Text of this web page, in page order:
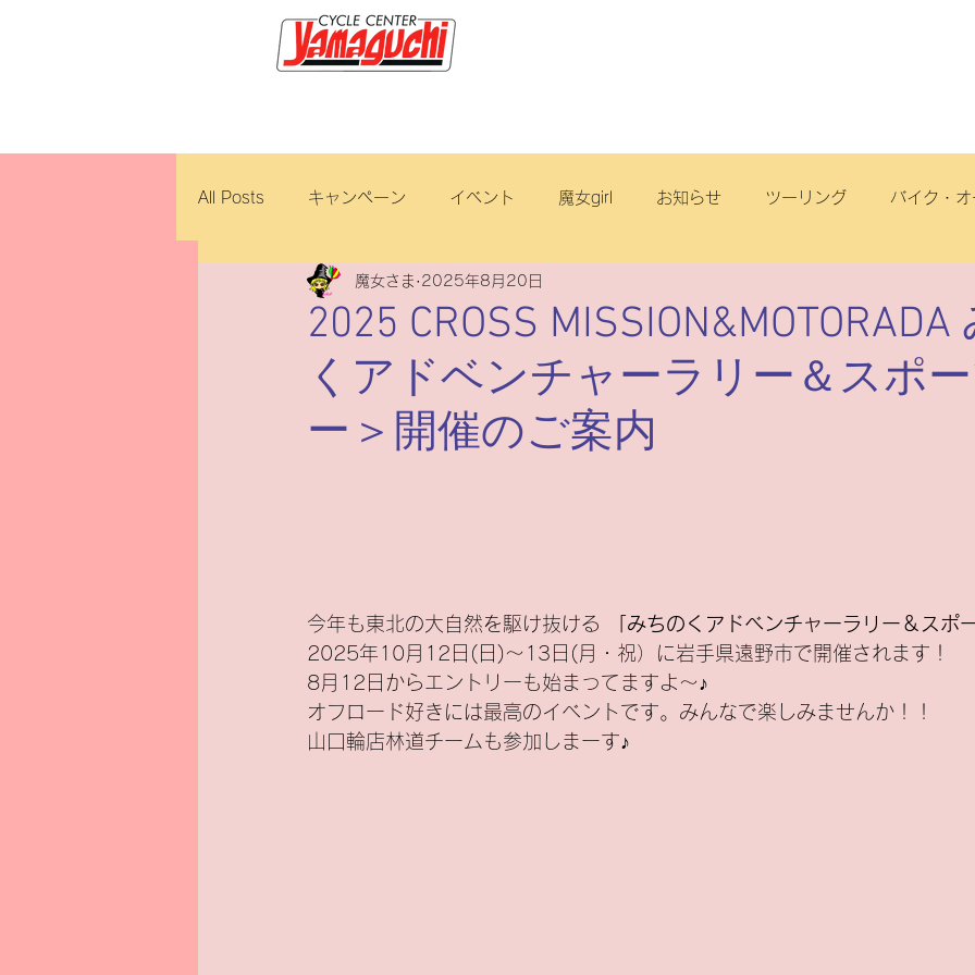
All Posts キャンペーン イベント 魔女girl お知らせ ツーリング バイク・
新車・中古車 試乗車 オフロード
ロイヤルエンフィールド ブリヂストンサイクル 旅 点検 ヤマハ 原付一種
2025 CROSS
くアドベンチャーラリー＆スポ
ー＞開催のご案内
魔女さま 2025年8月20日
今年も東北の大自然を駆け抜ける
「みちのくアドベンチャーラリー＆スポ
2025年10月12日(日)～13日(月・祝）に岩手県遠野市で開催されます！
8月12日からエントリーも始まってますよ～♪
オフロード好きには最高のイベントです。みんなで楽しみませんか！！
山口輪店林道チームも参加しまーす♪